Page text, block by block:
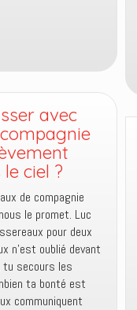
avec
ciel ?
de compagnie
le promet. Luc
pour deux
n’est oublié devant
tu secours les
ta bonté est
communiquent